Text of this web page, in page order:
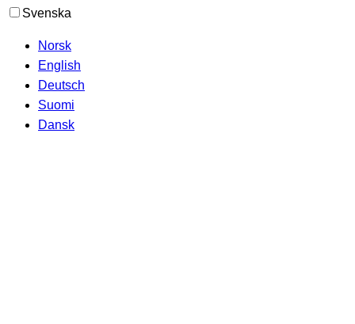
Svenska
Norsk
English
Deutsch
Suomi
Dansk